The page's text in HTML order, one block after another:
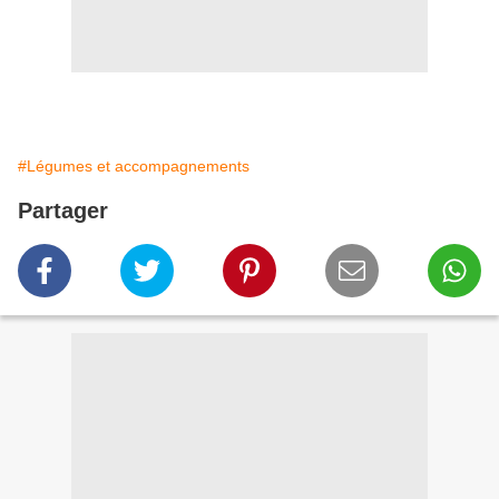
#Légumes et accompagnements
Partager